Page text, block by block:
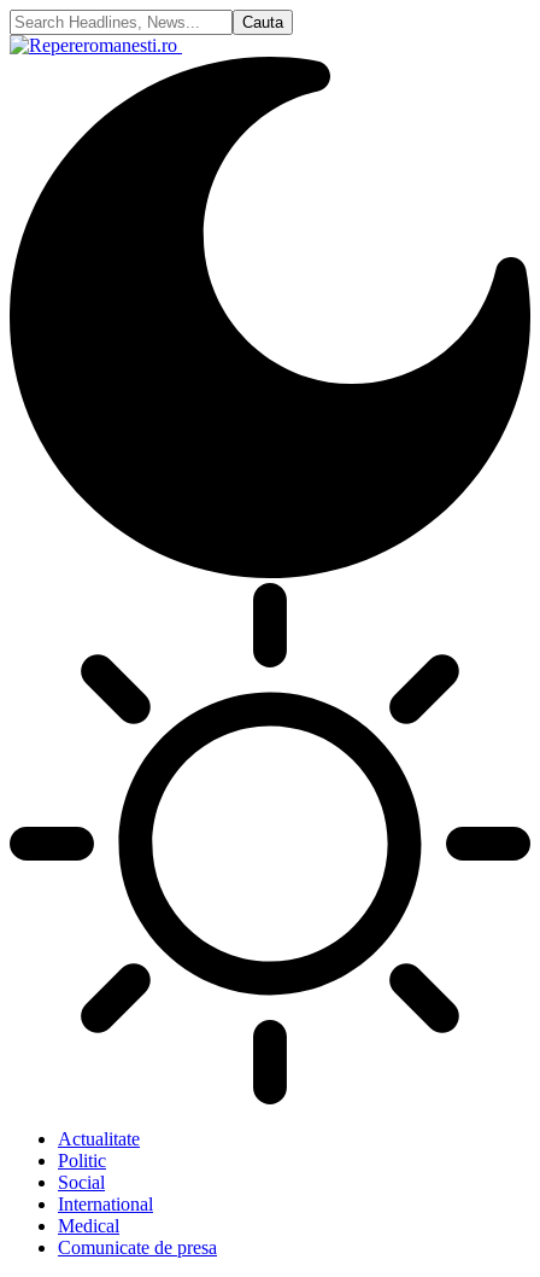
Actualitate
Politic
Social
International
Medical
Comunicate de presa